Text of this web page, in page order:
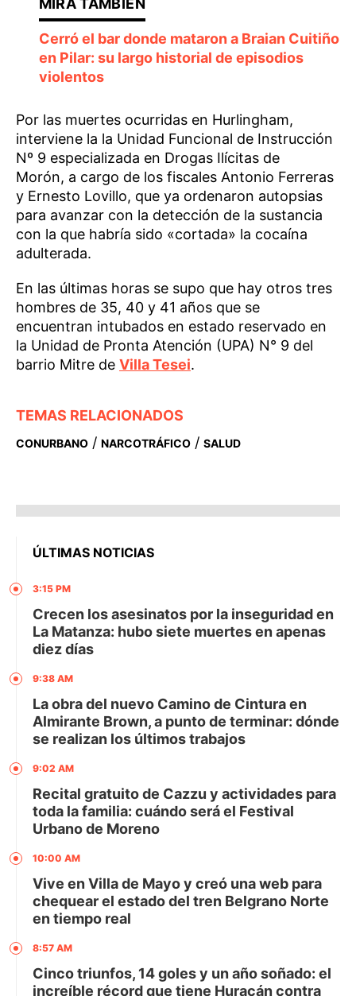
Cerró el bar donde mataron a Braian Cuitiño
en Pilar: su largo historial de episodios
violentos
Por las muertes ocurridas en Hurlingham,
interviene la la Unidad Funcional de Instrucción
Nº 9 especializada en Drogas Ilícitas de
Morón, a cargo de los fiscales Antonio Ferreras
y Ernesto Lovillo, que ya ordenaron autopsias
para avanzar con la detección de la sustancia
con la que habría sido «cortada» la cocaína
adulterada.
En las últimas horas se supo que hay otros tres
hombres de 35, 40 y 41 años que se
encuentran intubados en estado reservado en
la Unidad de Pronta Atención (UPA) N° 9 del
barrio Mitre de Villa Tesei.
TEMAS RELACIONADOS
CONURBANO / NARCOTRÁFICO / SALUD
ÚLTIMAS NOTICIAS
3:15 PM
Crecen los asesinatos por la inseguridad en
La Matanza: hubo siete muertes en apenas
diez días
9:38 AM
La obra del nuevo Camino de Cintura en
Almirante Brown, a punto de terminar: dónde
se realizan los últimos trabajos
9:02 AM
Recital gratuito de Cazzu y actividades para
toda la familia: cuándo será el Festival
Urbano de Moreno
10:00 AM
Vive en Villa de Mayo y creó una web para
chequear el estado del tren Belgrano Norte
en tiempo real
8:57 AM
Cinco triunfos, 14 goles y un año soñado: el
increíble récord que tiene Huracán contra